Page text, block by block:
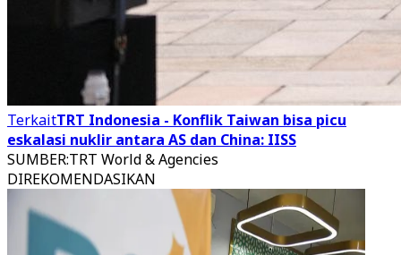
TerkaitTRT Indonesia - Konflik Taiwan bisa picu
eskalasi nuklir antara AS dan China: IISS
SUMBER:TRT World & Agencies
DIREKOMENDASIKAN